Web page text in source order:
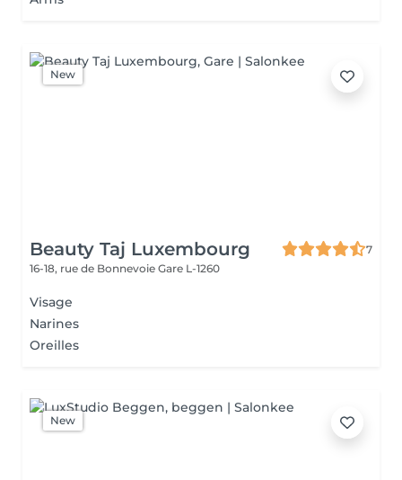
New
Beauty Taj Luxembourg
7
16-18, rue de Bonnevoie Gare L-1260
Visage
Narines
Oreilles
New